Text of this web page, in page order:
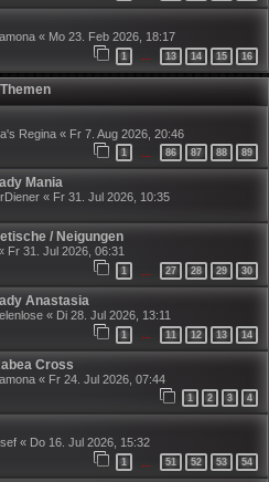
« Mo 23. Feb 2026, 18:17
1 … 13 14 15 16
Themen
Regina « Fr 7. Aug 2026, 20:46
1 86 87 88 89
Mania
« Fr 31. Jul 2026, 10:35
/ Neigungen
Fr 31. Jul 2026, 06:31
1 27 28 29 30
Anastasia
« Di 28. Jul 2026, 13:11
1 … 11 12 13 14
Cross
« Fr 24. Jul 2026, 07:44
1 2 3 4
« Do 16. Jul 2026, 15:32
1 51 52 53 54